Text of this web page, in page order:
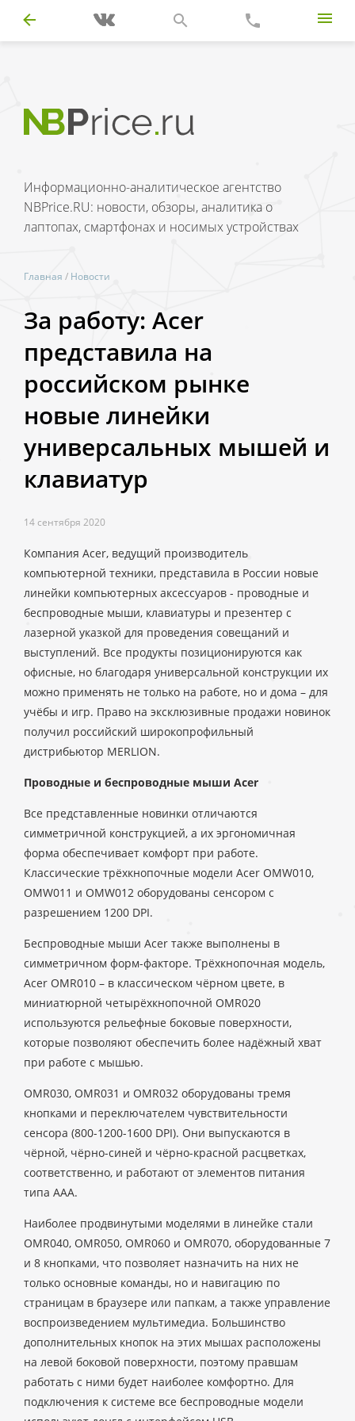
Информационно-аналитическое агентство
NBPrice.RU: новости, обзоры, аналитика о
лаптопах, смартфонах и носимых устройствах
Главная / Новости
За работу: Acer
представила на
российском рынке
новые линейки
универсальных мышей и
клавиатур
14 сентября 2020
Компания Acer, ведущий производитель
компьютерной техники, представила в России новые
линейки компьютерных аксессуаров - проводные и
беспроводные мыши, клавиатуры и презентер с
лазерной указкой для проведения совещаний и
выступлений. Все продукты позиционируются как
офисные, но благодаря универсальной конструкции их
можно применять не только на работе, но и дома – для
учёбы и игр. Право на эксклюзивные продажи новинок
получил российский широкопрофильный
дистрибьютор MERLION.
Проводные и беспроводные мыши Acer
Все представленные новинки отличаются
симметричной конструкцией, а их эргономичная
форма обеспечивает комфорт при работе.
Классические трёхкнопочные модели Acer OMW010,
OMW011 и OMW012 оборудованы сенсором с
разрешением 1200 DPI.
Беспроводные мыши Acer также выполнены в
симметричном форм-факторе. Трёхкнопочная модель,
Acer OMR010 – в классическом чёрном цвете, в
миниатюрной четырёхкнопочной OMR020
используются рельефные боковые поверхности,
которые позволяют обеспечить более надёжный хват
при работе с мышью.
OMR030, OMR031 и OMR032 оборудованы тремя
кнопками и переключателем чувствительности
сенсора (800-1200-1600 DPI). Они выпускаются в
чёрной, чёрно-синей и чёрно-красной расцветках,
соответственно, и работают от элементов питания
типа ААА.
Наиболее продвинутыми моделями в линейке стали
OMR040, OMR050, OMR060 и OMR070, оборудованные 7
и 8 кнопками, что позволяет назначить на них не
только основные команды, но и навигацию по
страницам в браузере или папкам, а также управление
воспроизведением мультимедиа. Большинство
дополнительных кнопок на этих мышах расположены
на левой боковой поверхности, поэтому правшам
работать с ними будет наиболее комфортно. Для
подключения к системе все беспроводные модели